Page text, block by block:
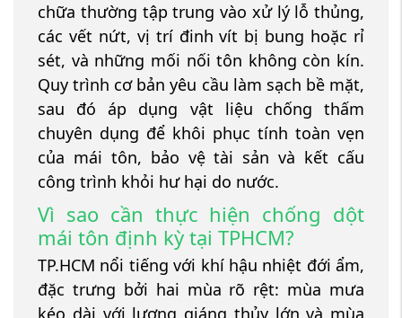
chữa thường tập trung vào xử lý lỗ thủng,
các vết nứt, vị trí đinh vít bị bung hoặc rỉ
sét, và những mối nối tôn không còn kín.
Quy trình cơ bản yêu cầu làm sạch bề mặt,
sau đó áp dụng vật liệu chống thấm
chuyên dụng để khôi phục tính toàn vẹn
của mái tôn, bảo vệ tài sản và kết cấu
công trình khỏi hư hại do nước.
Vì sao cần thực hiện chống dột
mái tôn định kỳ tại TPHCM?
TP.HCM nổi tiếng với khí hậu nhiệt đới ẩm,
đặc trưng bởi hai mùa rõ rệt: mùa mưa
kéo dài với lượng giáng thủy lớn và mùa